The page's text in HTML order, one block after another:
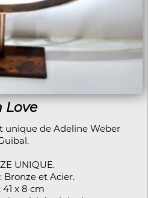
Love
unique de Adeline Weber
UNIQUE.
Bronze et Acier.
41 x 8 cm